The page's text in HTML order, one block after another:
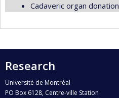
Cadaveric organ donation
Research
Université de Montréal
PO Box 6128, Centre-ville Station